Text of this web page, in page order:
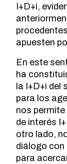
I+D+i,
apuesten
En este
ha
la I+D+i
para los
nos
de interés
otro lado,
diálogo con
para